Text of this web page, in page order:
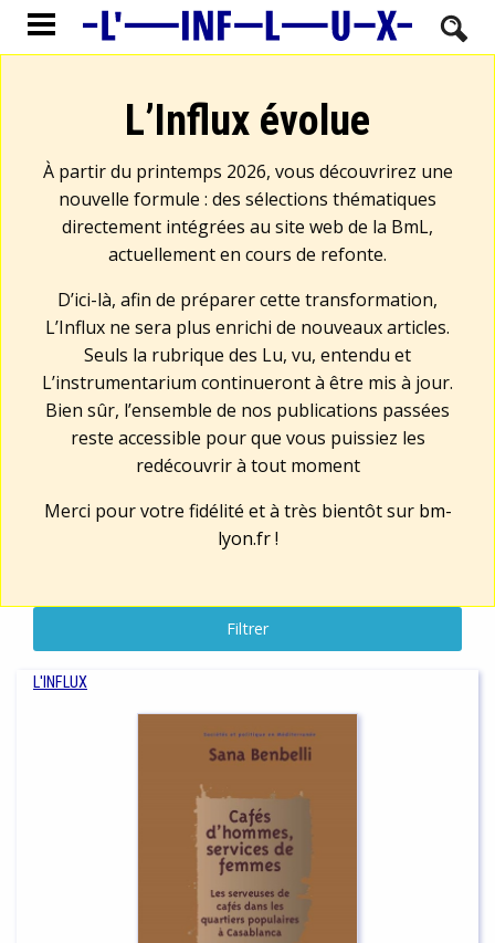
L’Influx évolue
À partir du printemps 2026, vous découvrirez une
nouvelle formule : des sélections thématiques
directement intégrées au site web de la BmL,
actuellement en cours de refonte.
D’ici-là, afin de préparer cette transformation,
L’Influx ne sera plus enrichi de nouveaux articles.
Seuls la rubrique des Lu, vu, entendu et
L’instrumentarium continueront à être mis à jour.
Bien sûr, l’ensemble de nos publications passées
reste accessible pour que vous puissiez les
redécouvrir à tout moment
Merci pour votre fidélité et à très bientôt sur bm-
lyon.fr!
Filtrer
L'INFLUX